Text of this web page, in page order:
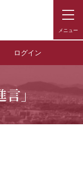
ログイン
言」